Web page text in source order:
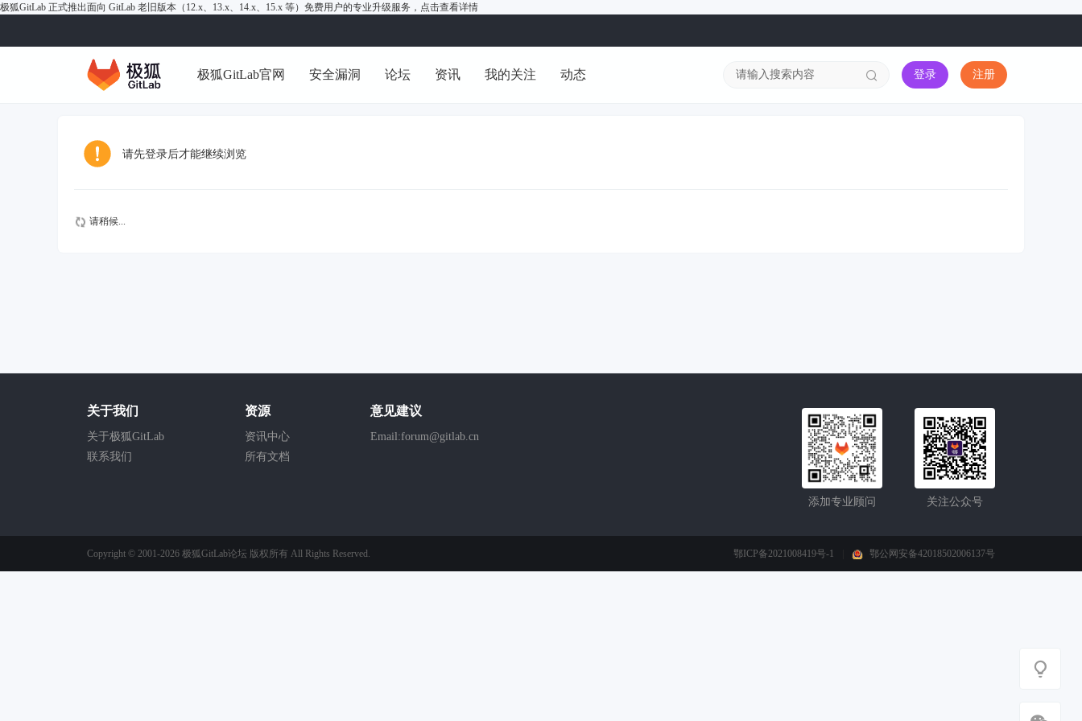
极狐GitLab 正式推出面向 GitLab 老旧版本（12.x、13.x、14.x、15.x 等）免费用户的专业升级服务， 点击查看详情
极狐GitLab官网 安全漏洞 论坛 资讯 我的关注 动态 登录 注册
请先登录后才能继续浏览
请稍候...
关于我们
关于极狐GitLab
联系我们
资源
资讯中心
所有文档
意见建议
Email:forum@gitlab.cn
关注公众号
添加专业顾问
Copyright © 2001-2026 极狐GitLab论坛 版权所有 All Rights Reserved. 鄂ICP备2021008419号-1 鄂公网安备42018502006137号